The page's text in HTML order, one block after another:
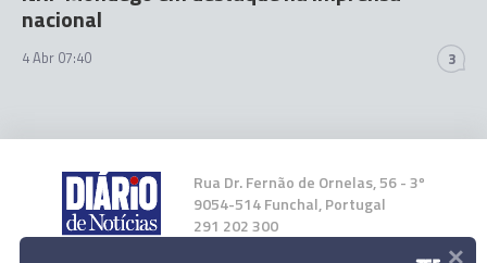
nacional
4 Abr 07:40 3
Rua Dr. Fernão de Ornelas, 56 - 3º
9054-514 Funchal, Portugal
291 202 300